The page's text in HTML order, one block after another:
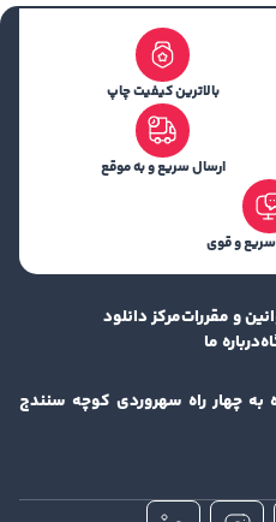
بالاترین کیفیت چاپ
ارسال سریع و به موقع
سریع و قوی
و مقرراتمرکز دانلود
درباره ما
به چهار راه سهروردی کوچه سنندج